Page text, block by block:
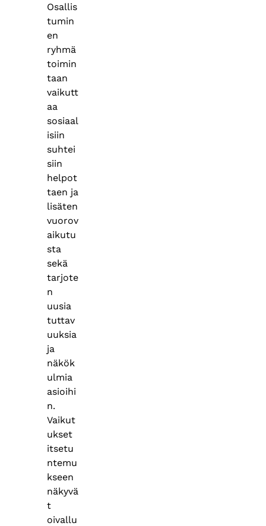
Osallis
tumin
en
ryhmä
toimin
taan
vaikutt
aa
sosiaal
isiin
suhtei
siin
helpot
taen ja
lisäten
vuorov
aikutu
sta
sekä
tarjote
n
uusia
tuttav
uuksia
ja
näkök
ulmia
asioihi
n.
Vaikut
ukset
itsetu
ntemu
kseen
näkyvä
t
oivallu